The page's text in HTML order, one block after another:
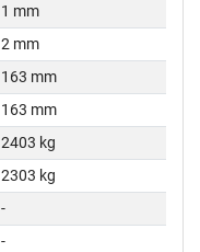
1 mm
2 mm
163 mm
163 mm
2403 kg
2303 kg
-
-